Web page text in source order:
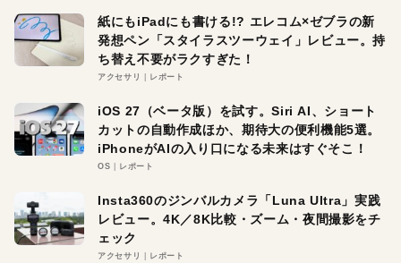
紙にもiPadにも書ける!? エレコム×ゼブラの新
発想ペン「スタイラスツーウェイ」レビュー。持
ち替え不要がラクすぎた！
アクセサリ レポート
iOS 27（ベータ版）を試す。Siri AI、ショート
カットの自動作成ほか、期待大の便利機能5選。
iPhoneがAIの入り口になる未来はすぐそこ！
OS レポート
Insta360のジンバルカメラ「Luna Ultra」実践
レビュー。4K／8K比較・ズーム・夜間撮影をチ
ェック
アクセサリ レポート